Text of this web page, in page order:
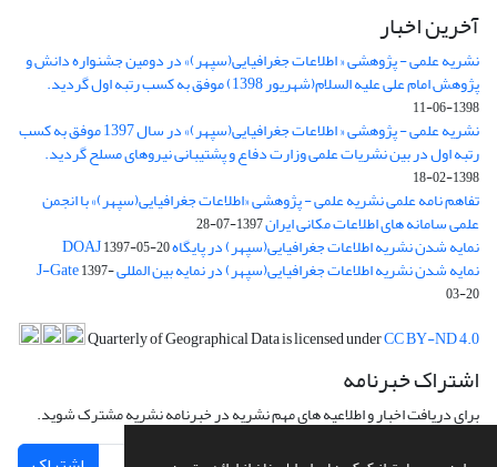
آخرین اخبار
نشریه علمی - پژوهشی « اطلاعات جغرافیایی(سپهر)» در دومین جشنواره دانش و
پژوهش امام علی علیه السلام(شهریور 1398) موفق به کسب رتبه اول گردید.
1398-06-11
نشریه علمی - پژوهشی « اطلاعات جغرافیایی(سپهر)» در سال 1397 موفق به کسب
رتبه اول در بین نشریات علمی وزارت دفاع و پشتیبانی نیروهای مسلح گردید.
1398-02-18
تفاهم نامه علمی نشریه علمی - پژوهشی «اطلاعات جغرافیایی(سپهر)» با انجمن
علمی سامانه های اطلاعات مکانی ایران1397-07-28
نمایه شدن نشریه اطلاعات جغرافیایی(سپهر) در پایگاه DOAJ1397-05-20
نمایه شدن نشریه اطلاعات جغرافیایی(سپهر) در نمایه بین المللی J-Gate1397-
03-20
Quarterly of Geographical Data is licensed underCC BY-ND 4.0
اشتراک خبرنامه
برای دریافت اخبار و اطلاعیه های مهم نشریه در خبرنامه نشریه مشترک شوید.